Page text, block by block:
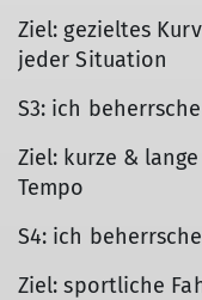
Ziel: gezieltes
jeder Situation
S3: ich
Ziel: kurze &
Tempo
S4: ich
Ziel: sportliche